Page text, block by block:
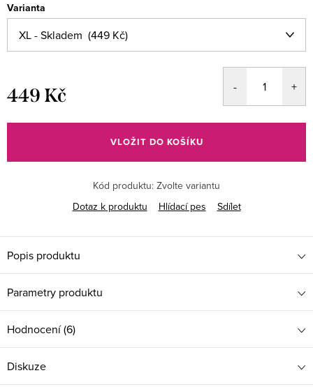
Varianta
449 Kč
cena:
VLOŽIT DO KOŠÍKU
Kód produktu: Zvolte variantu
Dotaz k produktu
Hlídací pes Sdílet
Popis produktu
Parametry produktu
Hodnocení (6)
Diskuze